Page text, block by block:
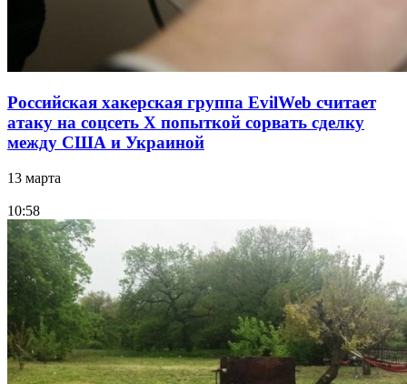
Российская хакерская группа EvilWeb считает
атаку на соцсеть Х попыткой сорвать сделку
между США и Украиной
13 марта
10:58